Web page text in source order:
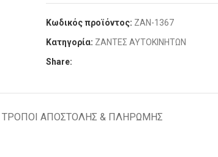
Κωδικός προϊόντος: ZAN-1367
Κατηγορία: ΖΑΝΤΕΣ ΑΥΤΟΚΙΝΗΤΩΝ
Share:
ΤΡΟΠΟΙ ΑΠΟΣΤΟΛΗΣ & ΠΛΗΡΩΜΗΣ